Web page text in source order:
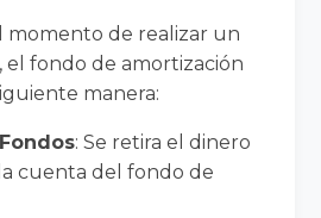
momento de realizar un
el fondo de amortización
manera:
: Se retira el dinero
cuenta del fondo de